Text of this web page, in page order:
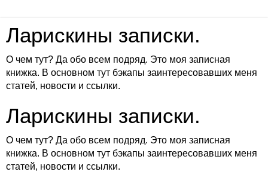
Ларискины записки.
О чем тут? Да обо всем подряд. Это моя записная
книжка. В основном тут бэкапы заинтересовавших меня
статей, новости и ссылки.
Ларискины записки.
О чем тут? Да обо всем подряд. Это моя записная
книжка. В основном тут бэкапы заинтересовавших меня
статей, новости и ссылки.